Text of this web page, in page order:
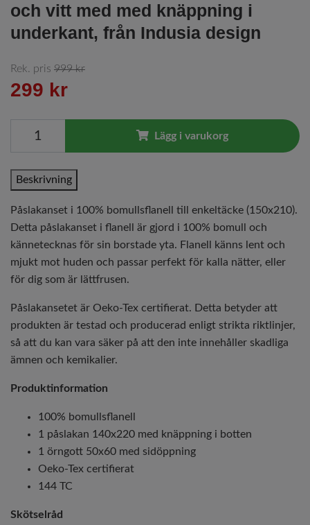
och vitt med med knäppning i
underkant, från Indusia design
Rek. pris 999 kr
299 kr
Lägg i varukorg
Beskrivning
Påslakanset i 100% bomullsflanell till enkeltäcke (150x210).
Detta påslakanset i flanell är gjord i 100% bomull och
kännetecknas för sin borstade yta. Flanell känns lent och
mjukt mot huden och passar perfekt för kalla nätter, eller
för dig som är lättfrusen.
Påslakansetet är Oeko-Tex certifierat. Detta betyder att
produkten är testad och producerad enligt strikta riktlinjer,
så att du kan vara säker på att den inte innehåller skadliga
ämnen och kemikalier.
Produktinformation
100% bomullsflanell
1 påslakan 140x220 med knäppning i botten
1 örngott 50x60 med sidöppning
Oeko-Tex certifierat
144 TC
Skötselråd